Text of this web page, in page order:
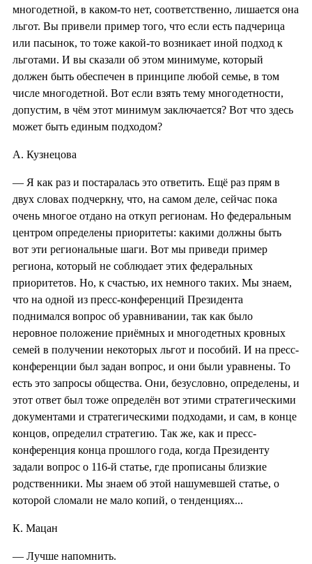
многодетной, в каком-то нет, соответственно, лишается она
льгот. Вы привели пример того, что если есть падчерица
или пасынок, то тоже какой-то возникает иной подход к
льготами. И вы сказали об этом минимуме, который
должен быть обеспечен в принципе любой семье, в том
числе многодетной. Вот если взять тему многодетности,
допустим, в чём этот минимум заключается? Вот что здесь
может быть единым подходом?
А. Кузнецова
— Я как раз и постаралась это ответить. Ещё раз прям в
двух словах подчеркну, что, на самом деле, сейчас пока
очень многое отдано на откуп регионам. Но федеральным
центром определены приоритеты: какими должны быть
вот эти региональные шаги. Вот мы приведи пример
региона, который не соблюдает этих федеральных
приоритетов. Но, к счастью, их немного таких. Мы знаем,
что на одной из пресс-конференций Президента
поднимался вопрос об уравнивании, так как было
неровное положение приёмных и многодетных кровных
семей в получении некоторых льгот и пособий. И на пресс-
конференции был задан вопрос, и они были уравнены. То
есть это запросы общества. Они, безусловно, определены, и
этот ответ был тоже определён вот этими стратегическими
документами и стратегическими подходами, и сам, в конце
концов, определил стратегию. Так же, как и пресс-
конференция конца прошлого года, когда Президенту
задали вопрос о 116-й статье, где прописаны близкие
родственники. Мы знаем об этой нашумевшей статье, о
которой сломали не мало копий, о тенденциях...
К. Мацан
— Лучше напомнить.